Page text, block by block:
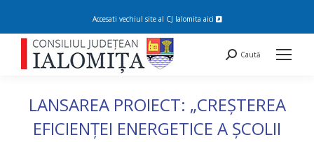
Accesati vechiul site al CJ Ialomita aici
Search:
Caută
LANSAREA PROIECT: „CREȘTEREA
EFICIENȚEI ENERGETICE A ȘCOLII